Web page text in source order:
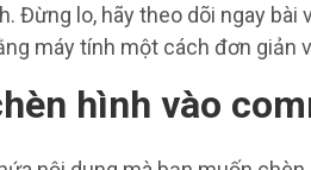
Đừng lo, hãy theo dõi ngay
máy tính một cách đơn giản
hình vào